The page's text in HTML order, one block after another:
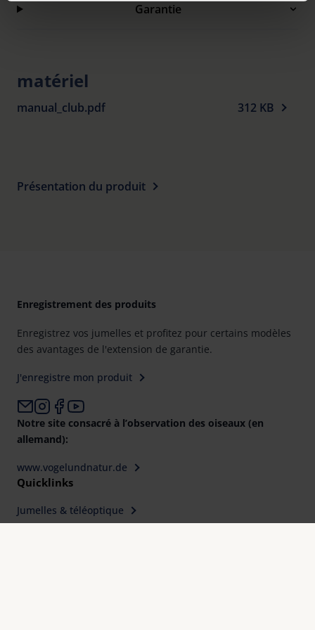
clicking on the "Accept all" button or change your mind by
rights can be found in our
Imprint
Garantie
matériel
manual_club.pdf 312 KB
Présentation du produit
Enregistrement des produits
Enregistrez vos jumelles et profitez pour certains modèles
des avantages de l'extension de garantie.
J'enregistre mon produit
Notre site consacré à l’observation des oiseaux (en
allemand):
www.vogelundnatur.de
Quicklinks
Jumelles & téléoptique